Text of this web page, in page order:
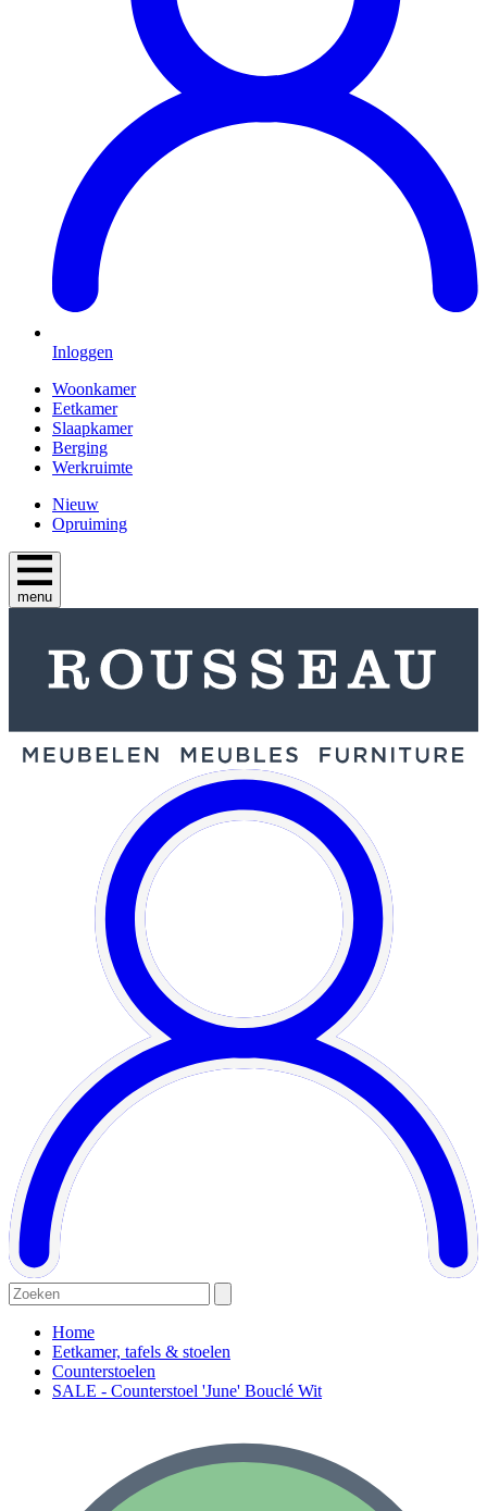
Inloggen
Woonkamer
Eetkamer
Slaapkamer
Berging
Werkruimte
Nieuw
Opruiming
menu
Home
Eetkamer, tafels & stoelen
Counterstoelen
SALE - Counterstoel 'June' Bouclé Wit